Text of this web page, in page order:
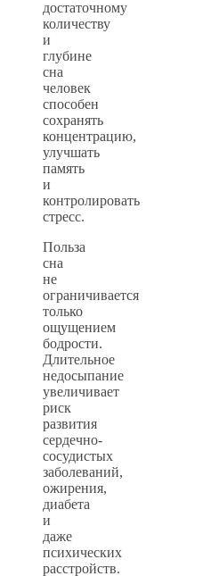
достаточному
количеству
и
глубине
сна
человек
способен
сохранять
концентрацию,
улучшать
память
и
контролировать
стресс.
Польза
сна
не
ограничивается
только
ощущением
бодрости.
Длительное
недосыпание
увеличивает
риск
развития
сердечно-
сосудистых
заболеваний,
ожирения,
диабета
и
даже
психических
расстройств.